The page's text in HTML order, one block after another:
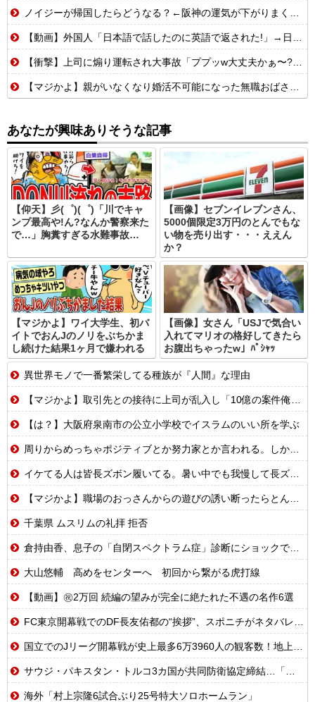
ノイジーが帰国したらどうなる？←阪神の運気が下がりまくるやろな
【動画】外国人「日本語で話したのに英語で返された!」→日本人「まず発音を聞かせろ」
【衝撃】上司に煽り運転され大事故「ププッw大丈夫かぁ〜?w」→俺「あなたのせいで玉突き事故発生してますが」「え!?」
【マジかよ】親がいなくなり婚活不可能になった無職おばさんの悲惨な末路ww
あなたが興味ありそうな記事
【仰天】彡(゜)(゜)「川でキャ
ンプ最高や!ん?なんか警察来た
で…」胸糞すぎる水難事故…
【画像】セブンイレブンさん、
5000個限定3万円のとんでもな
い物を売り出す・・・ええん
か？
【マジかよ】ワイ大学生、初バ
イトでおんJのノリをぶちかま
し続けた結果1ヶ月で嫌われる
【画像】女さん「USJで気合い
入れてマリオの格好してきたら
お腹出ちゃったw」ﾊﾟｼｬｯ
異世界モノで一番繁栄してる種族が『人間』な理由
【マジかよ】取引先との接待に上司が乱入し「10億の案件俺がもらったw残念だったな負け犬w」→取引先社長「誰だね君は…」既に契約成立していて…
【は？】大阪府泉南市の公立小学校でイスラムのいい所を学ぶ
周りからめっちゃポジティブとか努力家とか言われる。しかし私は自分で言うのもなんだけど成人するまで人生ハードモードだった・・・
イケてる人は皆長ズボン履いてる。暑い中でも我慢して長ズボン履いてる。半ズボンはモテ無い。厳しいって
【マジかよ】職場のおっさんからの遊びの誘い断ったらとんでもないこと言われたんだが
千葉県 ムスリムの礼拝 拒否
倉持由香、息子の「自閉スペクトラム症」診断にショックで涙 見逃していた乳幼児期のサインとは
大山悠輔 高めをセンターへ 初回から繋がる虎打線
【動画】㊗️2万回 続編の望みが完全に絶たれた不遇の名作6選
FC東京開幕戦でのDF長友佑都の“挨拶”、スポニチがネタバレ報道
国立でのJリーグ開幕戦が史上最多6万3960人の観客数！地上波中継＆劇的な試合展開でSNSでも話題に
サウジ・パキスタン・トルコ3カ国が共同防衛協定締結…「イスラム版NATO」指摘も！
海外「村上宗隆6試合ぶり25号特大ソロホームラン」